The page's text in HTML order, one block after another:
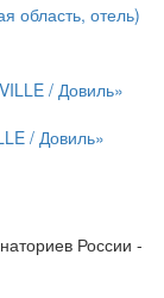
область, отель)
/ Довиль»
России -